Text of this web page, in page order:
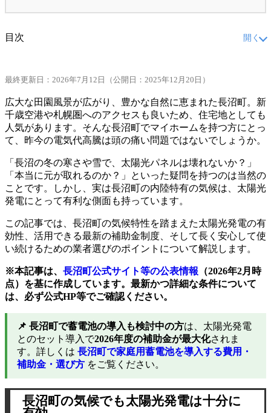
助金活用からアフターフォローまでトータルでサポートしま
カー
目次 開く
1-1. 年間を通じた日照時間の確保
1-2. 冷涼な気候が発電効率をアシスト
2. 長沼町で活用できる補助金・支援制度
2-1. 長沼町独自の支援制度
2-2. 国・北海道の補助金制度
3. 導入のメリットとデメリットを整理
3-1. 電気代削減と売電収入（FIT制度）
3-2. 災害時の安心感（ブラックアウト対策）
3-3. 積雪対策とコスト増
4-1. 「雪」と「風」を考慮した設計力
4-2. 消費者トラブルを避けるための地域密着性
5. 長沼町での太陽光発電なら「株式会社エコテックジ
ャパン」へ
5-1. エコテックジャパンの強み
6. 長沼町の太陽光発電でよくある質問
最終更新日： 2026年7月12日 （公開日：2025年12月20日）
広大な田園風景が広がり、豊かな自然に恵まれた長沼町。新
千歳空港や札幌圏へのアクセスも良いため、住宅地としても
人気があります。そんな長沼町でマイホームを持つ方にとっ
て、昨今の電気代高騰は頭の痛い問題ではないでしょうか。
「長沼の冬の寒さや雪で、太陽光パネルは壊れないか？」
「本当に元が取れるのか？」といった疑問を持つのは当然の
ことです。しかし、実は長沼町の内陸特有の気候は、太陽光
発電にとって有利な側面も持っています。
この記事では、長沼町の気候特性を踏まえた太陽光発電の有
効性、活用できる最新の補助金制度、そして長く安心して使
い続けるための業者選びのポイントについて解説します。
※本記事は、 長沼町公式サイト等の公表情報 （2026年2月時
点）を基に作成しています。最新かつ詳細な条件について
は、必ず公式HP等でご確認ください。
📌 長沼町で蓄電池の導入も検討中の方は、太陽光発電
とのセット導入で2026年度の補助金が最大化されま
す。詳しくは 長沼町で家庭用蓄電池を導入する費用・
補助金・選び方 をご覧ください。
長沼町の気候でも太陽光発電は十分に